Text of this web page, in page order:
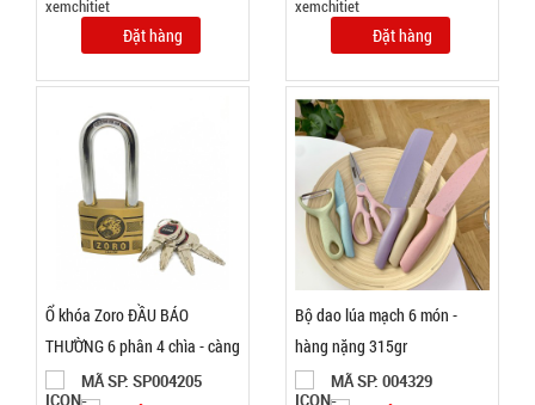
Bóng đèn
tích điện có
Solar mặt
trời 4 cánh
Mã 2029
MÃ
SP:
003213
47.000 đ
Đặt hàng Đặt hàng
Ổ khóa Zoro ĐẦU BÁO
THƯỜNG 6 phân 4 chìa - càng
Dài
MÃ SP: SP004205
Bộ dao lúa mạch 6 món -
hàng nặng 315gr
MÃ SP: 004329